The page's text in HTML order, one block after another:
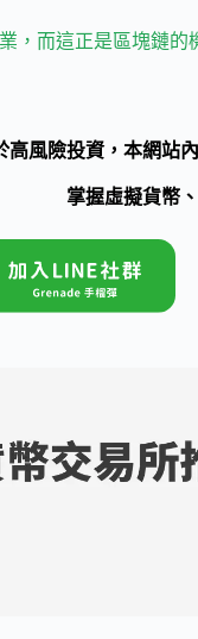
，而這正是區塊鏈的
高風險投資，本網站
掌握虛擬貨幣